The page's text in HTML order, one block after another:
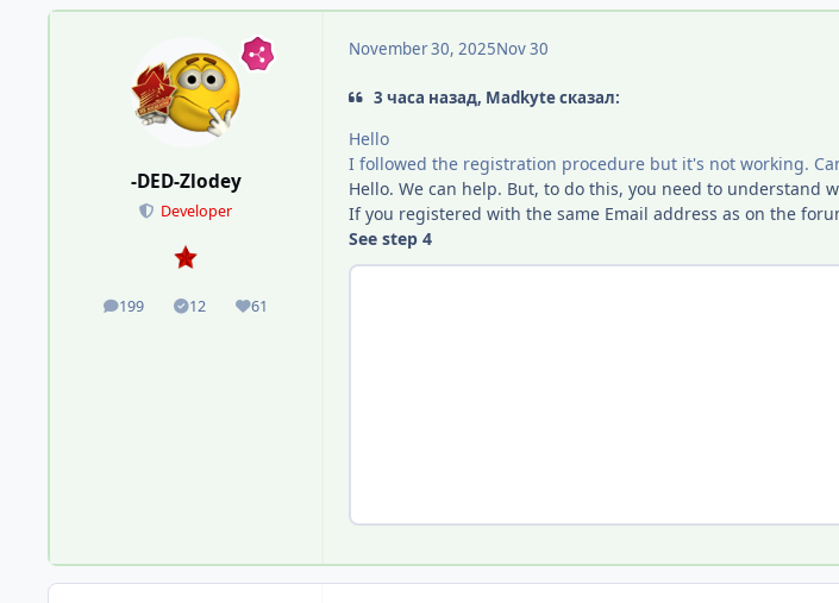
-DED-Zlodey
Developer
199
posts 12
Solutions61
Reputation
November 30, 2025Nov 30
3 часа назад, Madkyte сказал:
Hello
I followed the registration procedure but it's not working.
Hello. We can help. But, to do this, you need to understand
If you registered with the same Email address as on the
See step 4